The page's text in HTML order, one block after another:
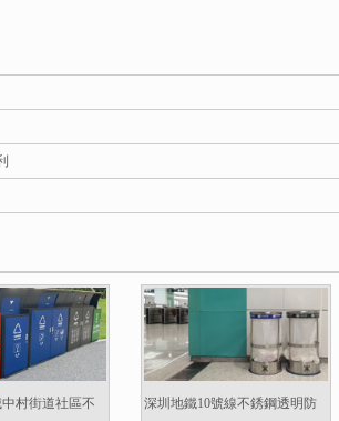
村街道社區不
深圳地鐵10號線不銹鋼透明防